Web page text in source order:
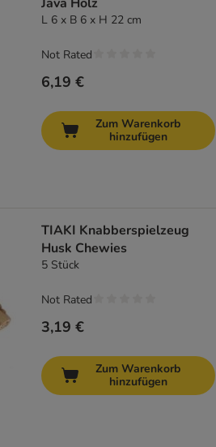
L 6 x B 6 x H 22 cm
6,19 €
Not Rated
Zum Warenkorb
hinzufügen
TIAKI Knabberspielzeug
Husk Chewies
5 Stück
3,19 €
Not Rated
Zum Warenkorb
hinzufügen